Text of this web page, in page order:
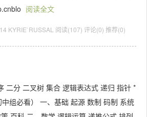
阅读全文
KYRIE`RUSSAL 阅读(107) 评论(0) 推荐(0)
二分 二叉树 集合 逻辑表达式 递归 指针 *
组必看） 一、基础 起源 数制 码制 系统